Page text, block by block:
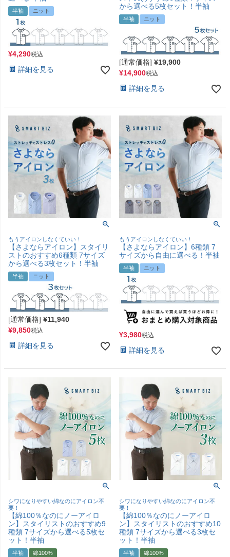
半袖 ニット
¥4,290税込
詳細を見る
から選べる5枚セット！半袖
半袖 ニット
[通常価格] ¥19,900
¥14,900税込
詳細を見る
もうアイロンしなくていい！
【さよならアイロン】スタイリ
ストのおすすめ6種類 7サイズ
から選べる3枚セット！半袖
半袖 ニット
[通常価格] ¥11,940
¥9,850税込
詳細を見る
もうアイロンしなくていい！
【さよならアイロン】6種類 7
サイズから自由に選べる！半袖
半袖 ニット
¥3,980税込
詳細を見る
シワになりやすい綿なのにアイロン不
要！
【綿100％なのにノーアイロ
ン】スタイリストのおすすめ9
種類 7サイズから選べる5枚セ
ット！半袖
半袖 綿100%
シワになりやすい綿なのにアイロン不
要！
【綿100％なのにノーアイロ
ン】スタイリストのおすすめ10
種類 7サイズから選べる3枚セ
ット！半袖
半袖 綿100%